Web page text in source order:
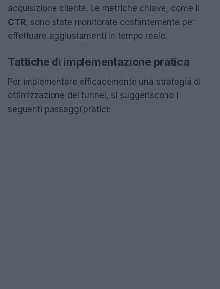
acquisizione cliente. Le metriche chiave, come il
CTR, sono state monitorate costantemente per
effettuare aggiustamenti in tempo reale.
Tattiche di implementazione pratica
Per implementare efficacemente una strategia di
ottimizzazione del funnel, si suggeriscono i
seguenti passaggi pratici: